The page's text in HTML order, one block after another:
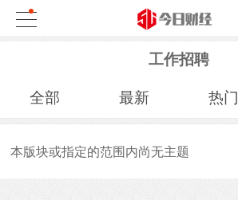
工作招聘
全部 最新 热门
本版块或指定的范围内尚无主题